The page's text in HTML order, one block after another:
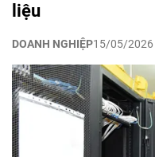
liệu
DOANH NGHIỆP15/05/2026